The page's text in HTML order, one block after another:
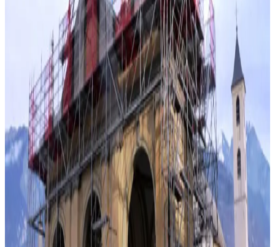
Habillage esthétique avec bâches imprimées disponible
Collaboration avec les Architectes des Bâtiments de
France
Équipes formées aux spécificités du patrimoine
Restauration
Travaux de restauration de façades anciennes
02
Clochers
Accès aux clochers et flèches d'églises
Châteaux